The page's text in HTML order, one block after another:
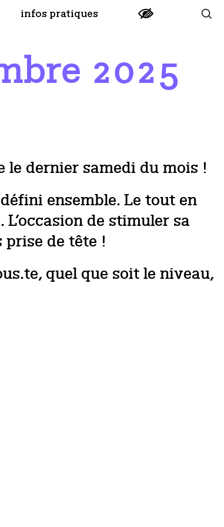
infos pratiques
2025
le dernier samedi du mois !
ensemble. Le tout en
de stimuler sa
de tête !
quel que soit le niveau,